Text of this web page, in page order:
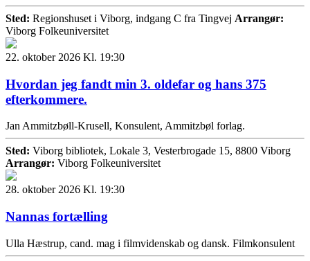
Sted: Regionshuset i Viborg, indgang C fra Tingvej Arrangør:
Viborg Folkeuniversitet
22. oktober 2026 Kl. 19:30
Hvordan jeg fandt min 3. oldefar og hans 375
efterkommere.
Jan Ammitzbøll-Krusell, Konsulent, Ammitzbøl forlag.
Sted: Viborg bibliotek, Lokale 3, Vesterbrogade 15, 8800 Viborg
Arrangør: Viborg Folkeuniversitet
28. oktober 2026 Kl. 19:30
Nannas fortælling
Ulla Hæstrup, cand. mag i filmvidenskab og dansk. Filmkonsulent